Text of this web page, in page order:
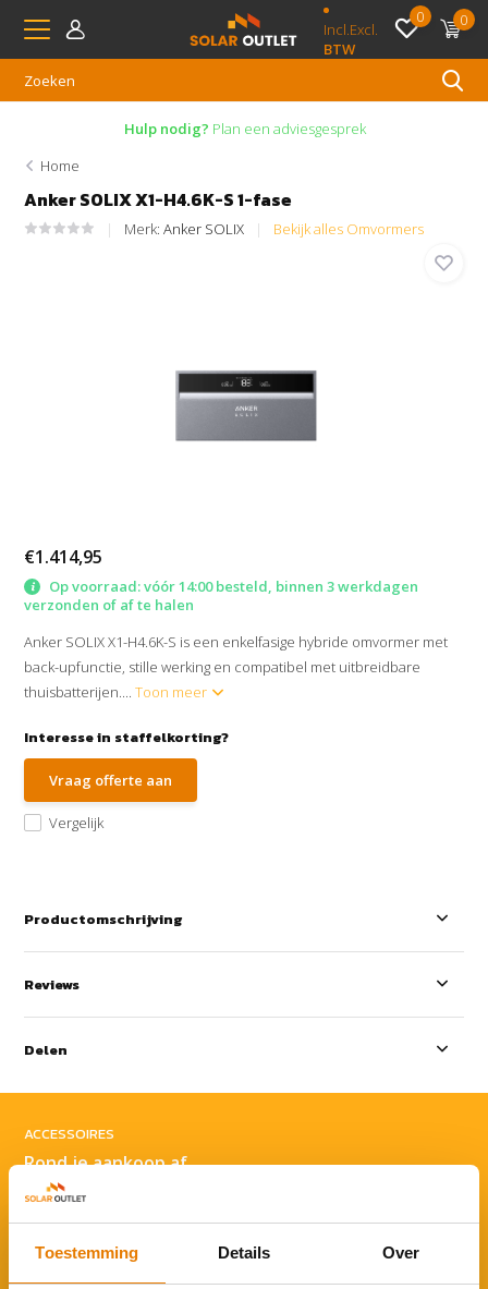
Toestemming Details Over
Incl.Excl.
BTW
0 0
Hulp nodig? Plan een adviesgesprek
Home
Anker SOLIX X1-H4.6K-S 1-fase
Merk:Anker SOLIX Bekijk alles Omvormers
€1.414,95
Op voorraad: vóór 14:00 besteld, binnen 3 werkdagen
verzonden of af te halen
Anker SOLIX X1-H4.6K-S is een enkelfasige hybride omvormer met
back-upfunctie, stille werking en compatibel met uitbreidbare
thuisbatterijen....Toon meer
Interesse in staffelkorting?
Vraag offerte aan
Vergelijk
Productomschrijving
Reviews
Delen
ACCESSOIRES
Rond je aankoop af